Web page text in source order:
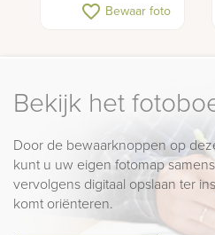
favorite_border Bewaar foto
Bekijk het
Door de bewaarknoppen op
kunt u uw eigen fotomap
vervolgens digitaal opslaan ter
komt oriënteren.